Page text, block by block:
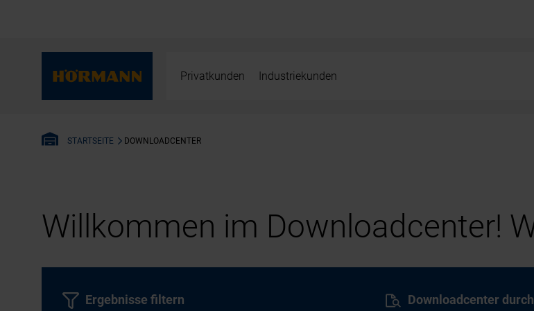
Privatkunden Industriekunden
STARTSEITE DOWNLOADCENTER
Willkommen im Downloadcenter!
Downloadcenter
Ergebnisse filtern